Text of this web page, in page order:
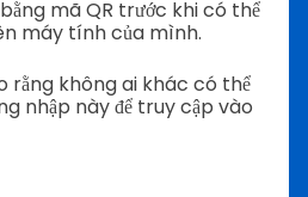
mã QR trước khi có thể
máy tính của mình.
rằng không ai khác có thể
nhập này để truy cập vào